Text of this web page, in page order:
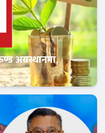
अग्रस्थानमा,